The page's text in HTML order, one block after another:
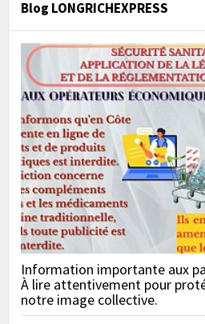
Blog LONGRICHEXPRESS
Information importante aux
À lire attentivement pour
notre image collective.